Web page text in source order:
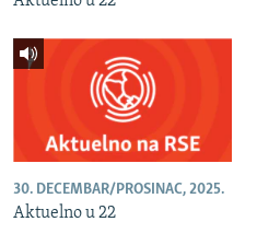
30. DECEMBAR/PROSINAC, 2025.
Aktuelno u 22